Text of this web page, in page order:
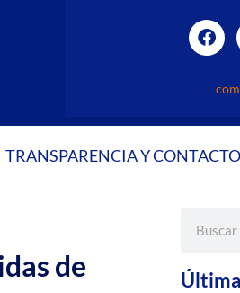
TRANSPARENCIA Y CONTACTO
de